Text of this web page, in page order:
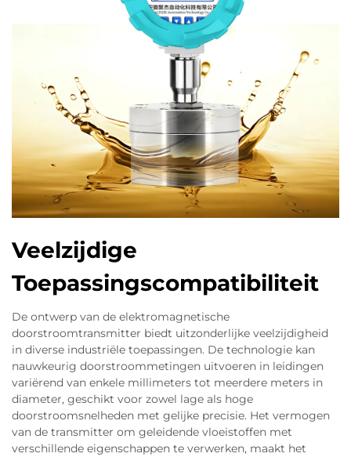
Veelzijdige
Toepassingscompatibiliteit
De ontwerp van de elektromagnetische
doorstroomtransmitter biedt uitzonderlijke veelzijdigheid
in diverse industriële toepassingen. De technologie kan
nauwkeurig doorstroommetingen uitvoeren in leidingen
variërend van enkele millimeters tot meerdere meters in
diameter, geschikt voor zowel lage als hoge
doorstroomsnelheden met gelijke precisie. Het vermogen
van de transmitter om geleidende vloeistoffen met
verschillende eigenschappen te verwerken, maakt het